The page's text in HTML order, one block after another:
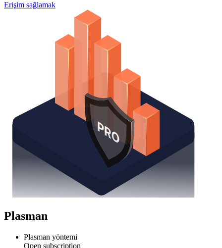
Erişim sağlamak
Plasman
Plasman yöntemi
Open subscription